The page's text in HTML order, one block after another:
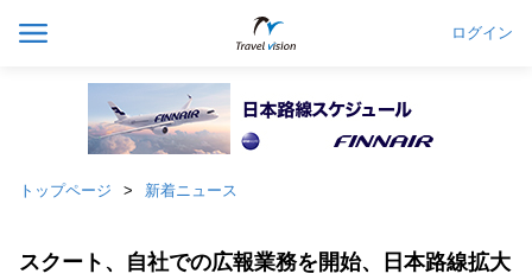
ログイン
トップページ 新着ニュース
スクート、自社での広報業務を開始、日本路線拡大